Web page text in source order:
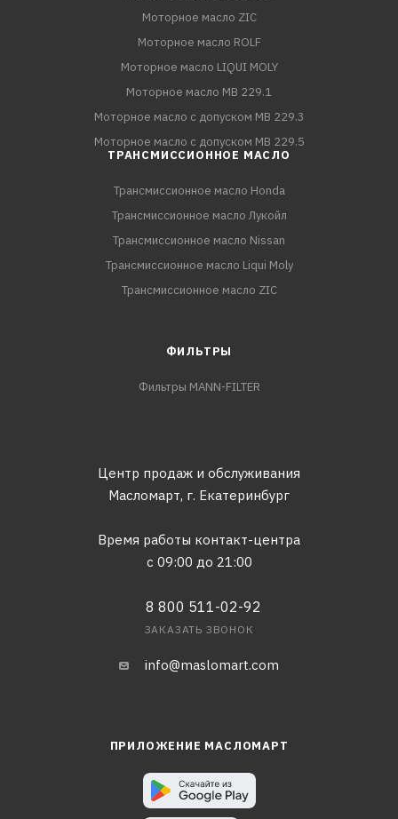
Моторное масло ZIC
Моторное масло ROLF
Моторное масло LIQUI MOLY
Моторное масло MB 229.1
Моторное масло с допуском MB 229.3
Моторное масло с допуском MB 229.5
ТРАНСМИССИОННОЕ МАСЛО
Трансмиссионное масло Honda
Трансмиссионное масло Лукойл
Трансмиссионное масло Nissan
Трансмиссионное масло Liqui Moly
Трансмиссионное масло ZIC
ФИЛЬТРЫ
Фильтры MANN-FILTER
Центр продаж и обслуживания
Масломарт, г. Екатеринбург
Время работы контакт-центра
с 09:00 до 21:00
8 800 511-02-92
ЗАКАЗАТЬ ЗВОНОК
info@maslomart.com
ПРИЛОЖЕНИЕ МАСЛОМАРТ